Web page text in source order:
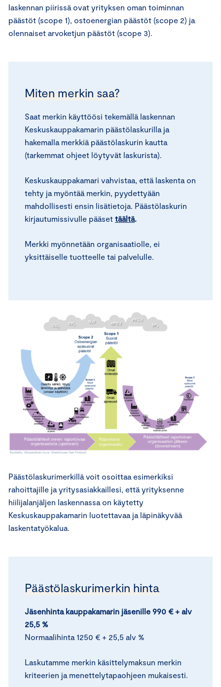
laskennan piirissä ovat yrityksen oman toiminnan
päästöt (scope 1), ostoenergian päästöt (scope 2) ja
olennaiset arvoketjun päästöt (scope 3).
Miten merkin saa?
Saat merkin käyttöösi tekemällä laskennan
Keskuskauppakamarin päästölaskurilla ja
hakemalla merkkiä päästölaskurin kautta
(tarkemmat ohjeet löytyvät laskurista).
Keskuskauppakamari vahvistaa, että laskenta on
tehty ja myöntää merkin, pyydettyään
mahdollisesti ensin lisätietoja. Päästölaskurin
kirjautumissivulle pääset täältä.
Merkki myönnetään organisaatiolle, ei
yksittäiselle tuotteelle tai palvelulle.
Päästölaskurimerkillä voit osoittaa esimerkiksi
rahoittajille ja yritysasiakkaillesi, että yrityksenne
hiilijalanjäljen laskennassa on käytetty
Keskuskauppakamarin luotettavaa ja läpinäkyvää
laskentatyökalua.
Päästölaskurimerkin hinta
Jäsenhinta kauppakamarin jäsenille 990 € + alv
25,5 %
Normaalihinta 1250 € + 25,5 alv %
Laskutamme merkin käsittelymaksun merkin
kriteerien ja menettelytapaohjeen mukaisesti.